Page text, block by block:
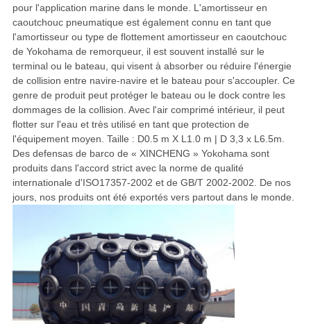
pour l'application marine dans le monde. L'amortisseur en
caoutchouc pneumatique est également connu en tant que
l'amortisseur ou type de flottement amortisseur en caoutchouc
de Yokohama de remorqueur, il est souvent installé sur le
terminal ou le bateau, qui visent à absorber ou réduire l'énergie
de collision entre navire-navire et le bateau pour s'accoupler. Ce
genre de produit peut protéger le bateau ou le dock contre les
dommages de la collision. Avec l'air comprimé intérieur, il peut
flotter sur l'eau et très utilisé en tant que protection de
l'équipement moyen. Taille : D0.5 m X L1.0 m | D 3,3 x L6.5m.
Des defensas de barco de « XINCHENG » Yokohama sont
produits dans l'accord strict avec la norme de qualité
internationale d'ISO17357-2002 et de GB/T 2002-2002. De nos
jours, nos produitsont été exportés vers partout dans le monde.